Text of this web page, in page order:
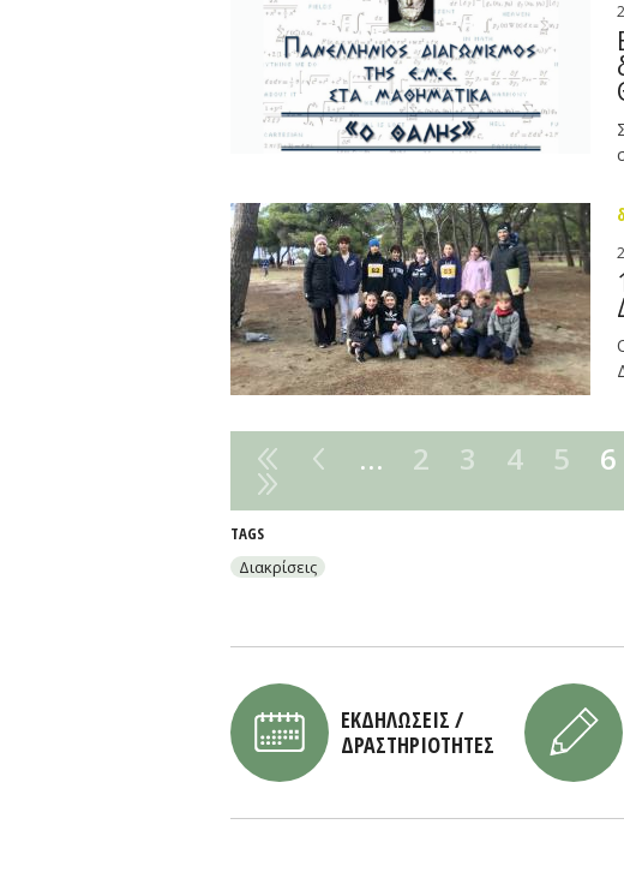
… 2 3 4 5 6
TAGS
Διακρίσεις
ΕΚΔΗΛΩΣΕΙΣ /
ΔΡΑΣΤΗΡΙΟΤΗΤΕΣ